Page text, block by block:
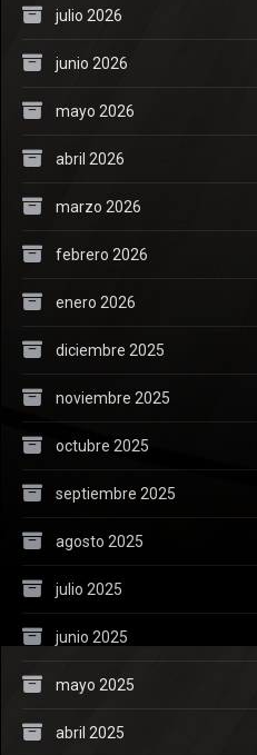
julio 2026
junio 2026
mayo 2026
abril 2026
marzo 2026
febrero 2026
enero 2026
diciembre 2025
noviembre 2025
octubre 2025
septiembre 2025
agosto 2025
julio 2025
junio 2025
mayo 2025
abril 2025